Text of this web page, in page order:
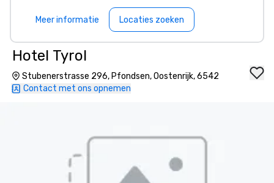
Meer informatie Locaties zoeken
Hotel Tyrol
Stubenerstrasse 296, Pfondsen, Oostenrijk, 6542
Contact met ons opnemen